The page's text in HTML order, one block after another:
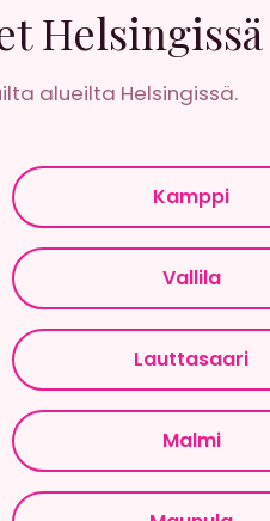
Helsingissä
alueilta Helsingissä.
Kamppi
Vallila
Lauttasaari
Malmi